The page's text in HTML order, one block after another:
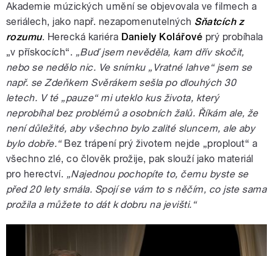
Akademie múzických umění se objevovala ve filmech a
seriálech, jako např. nezapomenutelných Sňatcích z
rozumu. Herecká kariéra Daniely Kolářové prý probíhala
„v přískocích“. „Buď jsem nevěděla, kam dřív skočit,
nebo se nedělo nic. Ve snímku „Vratné lahve“ jsem se
např. se Zdeňkem Svěrákem sešla po dlouhých 30
letech. V té „pauze“ mi uteklo kus života, který
neprobíhal bez problémů a osobních žalů. Říkám ale, že
není důležité, aby všechno bylo zalité sluncem, ale aby
bylo dobře.“ Bez trápení prý životem nejde „proplout“ a
všechno zlé, co člověk prožije, pak slouží jako materiál
pro herectví. „Najednou pochopíte to, čemu byste se
před 20 lety smála. Spojí se vám to s něčím, co jste sama
prožila a můžete to dát k dobru na jevišti.“